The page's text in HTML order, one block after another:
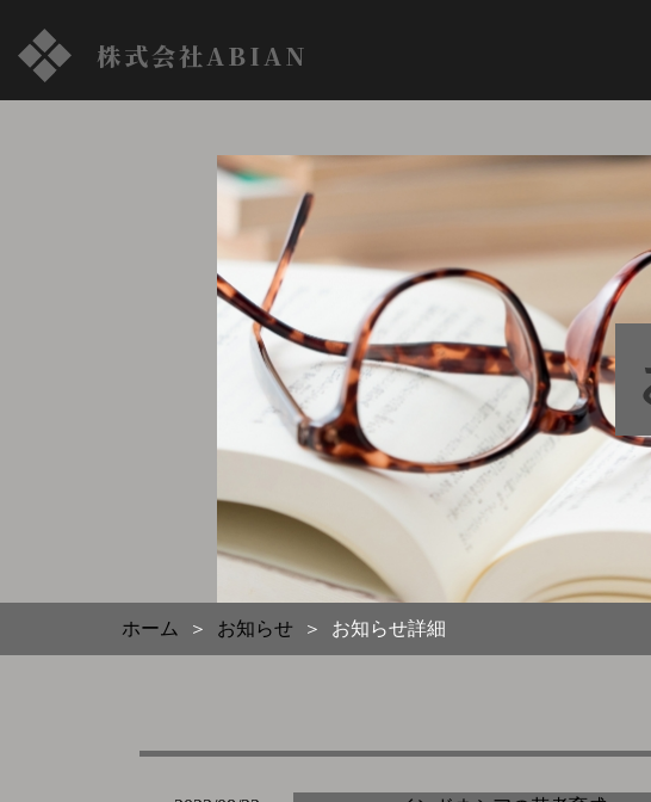
株式会社ABIAN
ホーム ＞ お知らせ ＞ お知らせ詳細